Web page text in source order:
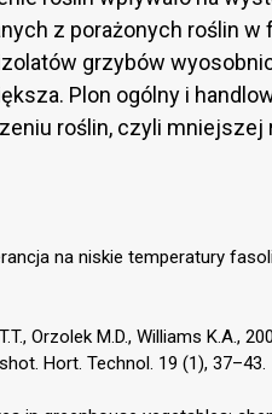
z porażonych roślin w
grzybów
Plon ogólny i
roślin, czyli mniejszej
na niskie temperatury
Orzolek M.D., Williams K.A.,
Hort. Technol. 19 (1), 37–43.